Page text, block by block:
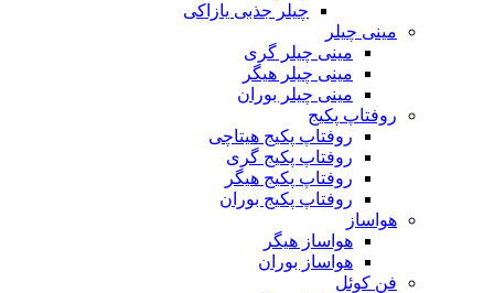
چیلر جذبی یازاکی
مینی چیلر
مینی چیلر گری
مینی چیلر هیگر
مینی چیلر بوران
روفتاپ پکیج
روفتاپ پکیج هیتاچی
روفتاپ پکیج گری
روفتاپ پکیج هیگر
روفتاپ پکیج بوران
هواساز
هواساز هیگر
هواساز بوران
فن کوئل